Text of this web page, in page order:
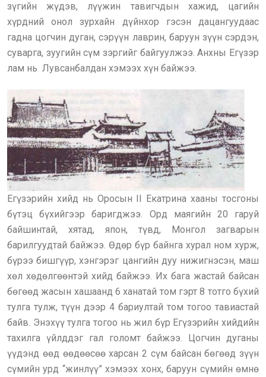
зүгийн жүдэв, лүүжин тавигчдын хажид, цагийн
хүрдний онол зурхайн дүйнхор гэсэн дацангуудаас
гадна цогчин дуган, сэрүүн лаврин, баруун зүүн сэрдэн,
суварга, зуугийн сүм зэргийг байгуулжээ. Анхны Егүзэр
лам нь Лувсанбалдан хэмээх хүн байжээ.
Егүзэрийн хийд нь Оросын II Екатрина хааны тосгоны
бүтэц бүхийгээр баригджээ. Орд маягийн 20 гаруй
байшинтай, хятад, япон, түвд, Монгол загварын
барилгуудтай байжээ. Өдөр бүр байнга хурал ном хурж,
бүрээ бишгүүр, хэнгэрэг цангийн дуу нижигнэсэн, маш
хөл хөдөлгөөнтэй хийд байжээ. Их бага жастай байсан
бөгөөд жасын хашаанд 6 ханатай том гэрт 8 тотго бүхий
тулга тулж, түүн дээр 4 бариултай том тогоо тавиастай
байв. Энэхүү тулга тогоо нь жил бүр Егүзэрийн хийдийн
тахилга үйлддэг гал голомт байжээ. Цогчин дуганы
үүдэнд өөд өөдөөсөө харсан 2 сүм байсан бөгөөд зүүн
сүмийн урд “жинлүү” хэмээх хонх, баруун сүмийн өмнө